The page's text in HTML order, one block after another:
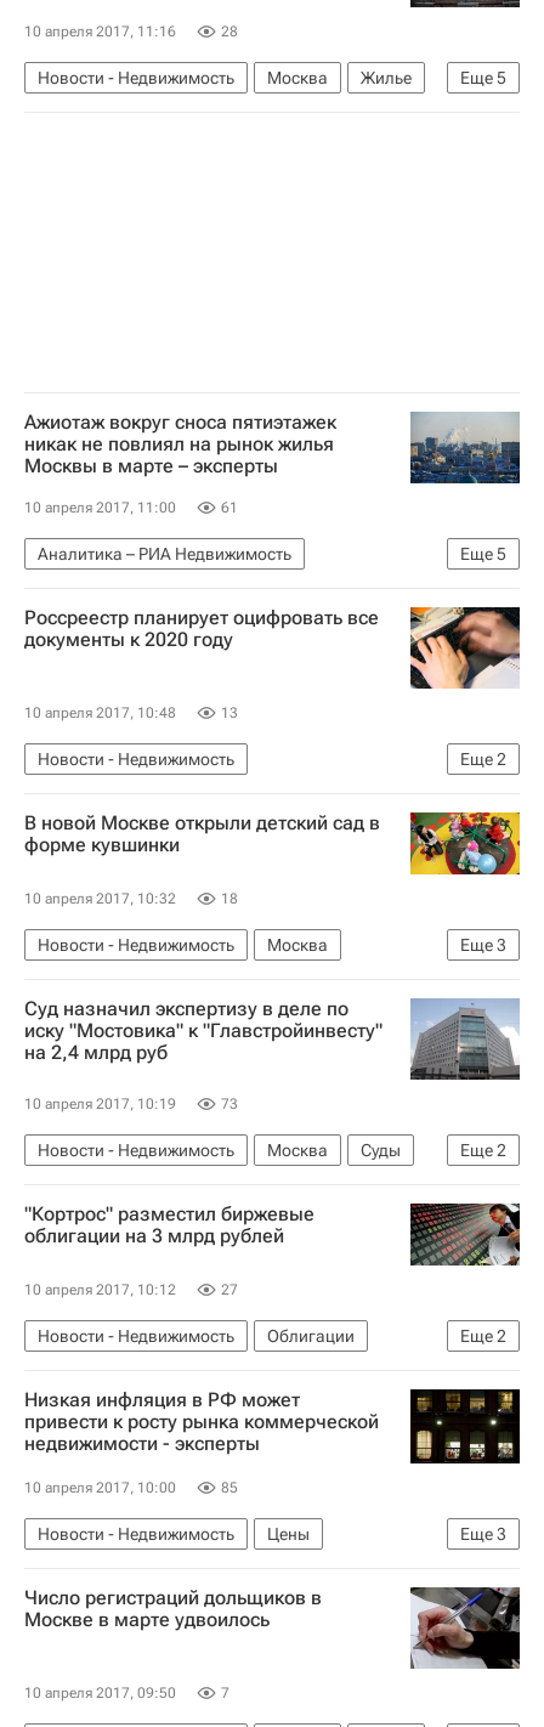
10 апреля 2017, 11:16 28
Еще5
Новости - Недвижимость Москва
Жилье
Пятиэтажки
Снос
Реновация
Ажиотаж вокруг сноса пятиэтажек
никак не повлиял на рынок жилья
Москвы в марте – эксперты
10 апреля 2017, 11:00 61
Еще5
Аналитика – РИА Недвижимость
Крупным планом
Москва Жилье
Цены
Россия
Россреестр планирует оцифровать все
документы к 2020 году
10 апреля 2017, 10:48 13
Еще2
Новости - Недвижимость
Федеральная служба государственной регистрации, кадастра и картографии (Росреестр)
Россия
В новой Москве открыли детский сад в
форме кувшинки
10 апреля 2017, 10:32 18
Еще3
Новости - Недвижимость
Москва
Социальная инфраструктура
Детские сады
Россия
Суд назначил экспертизу в деле по
иску "Мостовика" к "Главстройинвесту"
на 2,4 млрд руб
10 апреля 2017, 10:19 73
Еще2
Новости - Недвижимость Москва
Суды
Мостовик
Россия
"Кортрос" разместил биржевые
облигации на 3 млрд рублей
10 апреля 2017, 10:12 27
Еще2
Новости - Недвижимость
Облигации
Кортрос
Россия
Низкая инфляция в РФ может
привести к росту рынка коммерческой
недвижимости - эксперты
10 апреля 2017, 10:00 85
Еще3
Новости - Недвижимость
Цены
Коммерческая недвижимость
Офисы
Россия
Число регистраций дольщиков в
Москве в марте удвоилось
10 апреля 2017, 09:50 7